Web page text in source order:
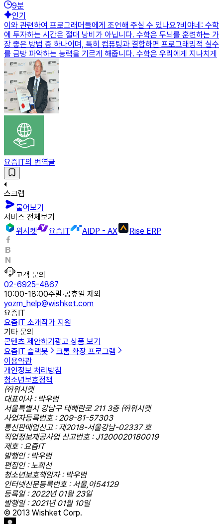
9분
인기
이와 관련하여 프로그래머들에게 조언해 주실 수 있나요?비야네: 수학
에 투자하는 시간은 절대 낭비가 아닙니다. 수학은 두뇌를 훈련하는 가
장 좋은 방법 중 하나이며, 특히 컴퓨팅과 결합하면 프로그래밍적 실수
를 금방 파악하는 능력을 기르게 해줍니다. 수학은 우리에게 지나치게
요즘IT의 번역글
스크랩
물어보기
서비스 전체보기
위시켓
요즘IT AIDP - AX Rise ERP
고객 문의
02-6925-4867
10:00-18:00주말·공휴일 제외
yozm_help@wishket.com
요즘IT
요즘IT 소개작가 지원
기타 문의
콘텐츠 제안하기광고 상품 보기
요즘IT 슬랙봇
크롬 확장 프로그램
이용약관
개인정보 처리방침
청소년보호정책
㈜위시켓
대표이사 : 박우범
서울특별시 강남구 테헤란로 211 3층 ㈜위시켓
사업자등록번호 : 209-81-57303
통신판매업신고 : 제2018-서울강남-02337 호
직업정보제공사업 신고번호 : J1200020180019
제호 : 요즘IT
발행인 : 박우범
편집인 : 노희선
청소년보호책임자 : 박우범
인터넷신문등록번호 : 서울,아54129
등록일 : 2022년 01월 23일
발행일 : 2021년 01월 10일
© 2013 Wishket Corp.